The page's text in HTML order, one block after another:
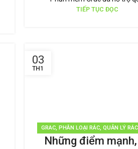
TIẾP TỤC ĐỌC
03
TH1
GRAC,PHÂN LOẠI RÁC,QUẢN LÝ
TÁI CHẾ TÁI SỬ DỤNG,TIN TỨC
Những điểm